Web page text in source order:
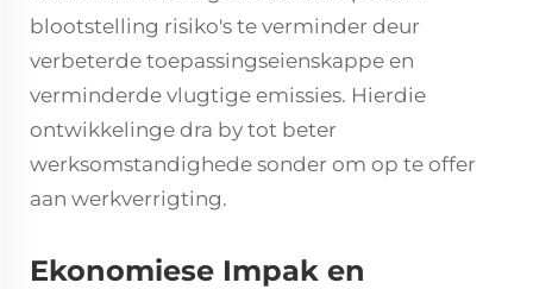
blootstelling risiko's te verminder deur
verbeterde toepassingseienskappe en
verminderde vlugtige emissies. Hierdie
ontwikkelinge dra by tot beter
werksomstandighede sonder om op te offer
aan werkverrigting.
Ekonomiese Impak en